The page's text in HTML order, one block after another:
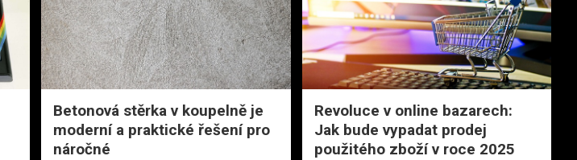
Betonová stěrka v koupelně je
moderní a praktické řešení pro
náročné
Revoluce v online bazarech:
Jak bude vypadat prodej
použitého zboží v roce 2025